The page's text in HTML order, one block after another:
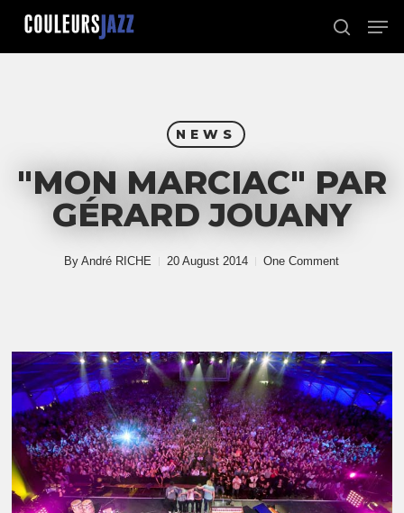
Skip
main
search
NEWS
"MON MARCIAC" PAR
GÉRARD JOUANY
By André RICHE 20 August 2014 One Comment
Close